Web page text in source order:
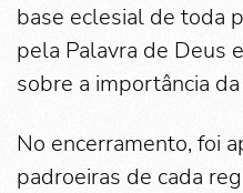
base eclesial de toda
pela Palavra de Deus
sobre a importância
No encerramento, foi
padroeiras de cada